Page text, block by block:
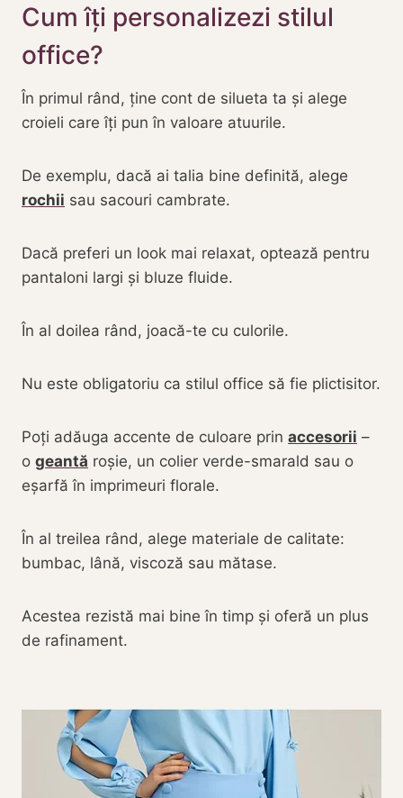
Cum îți personalizezi stilul
office?
În primul rând, ține cont de silueta ta și alege
croieli care îți pun în valoare atuurile.
De exemplu, dacă ai talia bine definită, alege
rochii sau sacouri cambrate.
Dacă preferi un look mai relaxat, optează pentru
pantaloni largi și bluze fluide.
În al doilea rând, joacă-te cu culorile.
Nu este obligatoriu ca stilul office să fie plictisitor.
Poți adăuga accente de culoare prin accesorii –
o geantă roșie, un colier verde-smarald sau o
eșarfă în imprimeuri florale.
În al treilea rând, alege materiale de calitate:
bumbac, lână, viscoză sau mătase.
Acestea rezistă mai bine în timp și oferă un plus
de rafinament.